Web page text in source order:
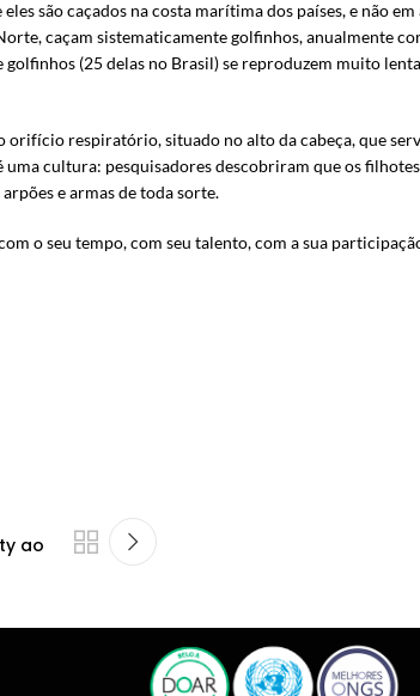
são caçados na costa marítima dos países, e não
caçam sistematicamente golfinhos, anualmente
(25 delas no Brasil) se reproduzem muito
respiratório, situado no alto da cabeça, que
cultura: pesquisadores descobriram que os
e armas de toda sorte.
o seu tempo, com seu talento, com a sua
ao